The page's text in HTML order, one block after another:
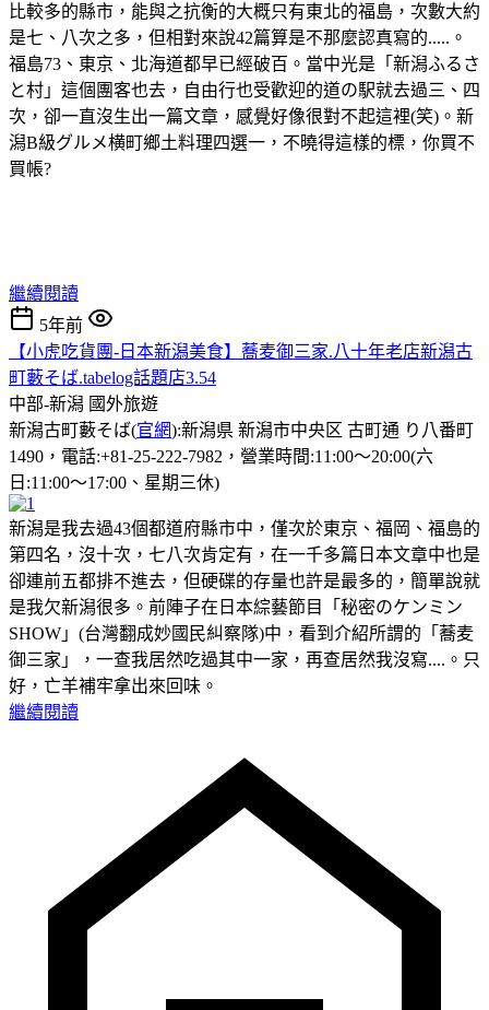
比較多的縣市，能與之抗衡的大概只有東北的福島，次數大約
是七、八次之多，但相對來說42篇算是不那麼認真寫的.....。
福島73、東京、北海道都早已經破百。當中光是「新潟ふるさ
と村」這個團客也去，自由行也受歡迎的道の駅就去過三、四
次，卻一直沒生出一篇文章，感覺好像很對不起這裡(笑)。新
潟B級グルメ横町鄉土料理四選一，不曉得這樣的標，你買不
買帳?
繼續閱讀
5年前
【小虎吃貨團-日本新潟美食】蕎麦御三家.八十年老店新潟古
町藪そば.tabelog話題店3.54
中部-新潟 國外旅遊
新潟古町藪そば(官網):新潟県 新潟市中央区 古町通 り八番町
1490，電話:+81-25-222-7982，營業時間:11:00～20:00(六
日:11:00～17:00、星期三休)
新潟是我去過43個都道府縣市中，僅次於東京、福岡、福島的
第四名，沒十次，七八次肯定有，在一千多篇日本文章中也是
卻連前五都排不進去，但硬碟的存量也許是最多的，簡單說就
是我欠新潟很多。前陣子在日本綜藝節目「秘密のケンミン
SHOW」(台灣翻成妙國民糾察隊)中，看到介紹所謂的「蕎麦
御三家」，一查我居然吃過其中一家，再查居然我沒寫....。只
好，亡羊補牢拿出來回味。
繼續閱讀